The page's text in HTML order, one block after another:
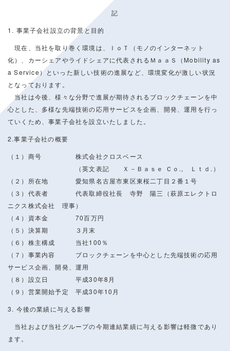
記
1. 事業子会社設立の背景と目的
現在、当社を取り巻く環境は、ＩｏＴ（モノのインターネット
化）、カーシェアやライドシェアに代表されるＭａａＳ（Mobility as
a Service）といった新しい技術の進展など、環境変化が激しい状況
となっております。
当社は今後、様々な分野で進展が期待されるブロックチェーンを中
心とした、多様な先端技術の応用サービスを企画、開発、運用を行っ
ていくため、事業子会社を設立いたしました。
2.事業子会社の概要
（１）商号 株式会社クロスベース
（英文表記 Ｘ－Ｂａｓｅ Ｃｏ., Ｌｔｄ.）
（２）所在地 愛知県名古屋市東区東桜二丁目２番１号
（３）代表者 代表取締役社長 寺野 陽三（萩原エレクトロ
ニクス株式会社 理事）
（４）資本金 70百万円
（５）決算期 ３月末
（６）株主構成 当社100％
（７）事業内容 ブロックチェーンを中心とした先端技術の応用
サービス企画、開発、運用
（８）設立日 平成30年8月
（９）営業開始予定 平成30年10月
3. 今後の業績に与える影響
当社および当社グループの今期連結業績に与える影響は軽微であり
ます。